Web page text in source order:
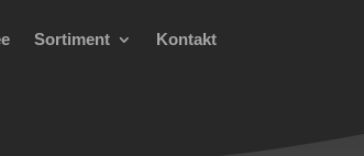
Sortiment Kontakt